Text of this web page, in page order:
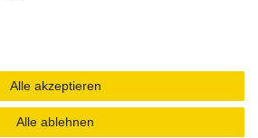
Impressum
by König Design
Alle akzeptieren
Alle ablehnen